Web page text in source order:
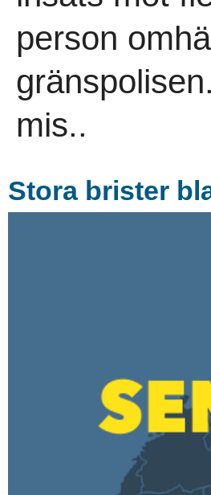
person
mis..
Stora brister